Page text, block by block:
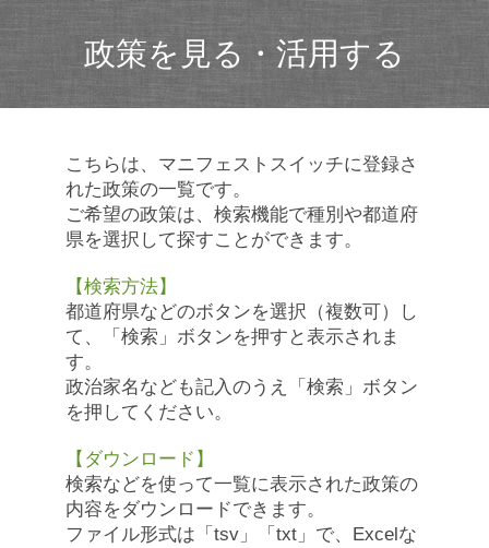
政策を見る・活用する
こちらは、マニフェストスイッチに登録さ
れた政策の一覧です。
ご希望の政策は、検索機能で種別や都道府
県を選択して探すことができます。
【検索方法】
都道府県などのボタンを選択（複数可）し
て、「検索」ボタンを押すと表示されま
す。
政治家名なども記入のうえ「検索」ボタン
を押してください。
【ダウンロード】
検索などを使って一覧に表示された政策の
内容をダウンロードできます。
ファイル形式は「tsv」「txt」で、Excelな